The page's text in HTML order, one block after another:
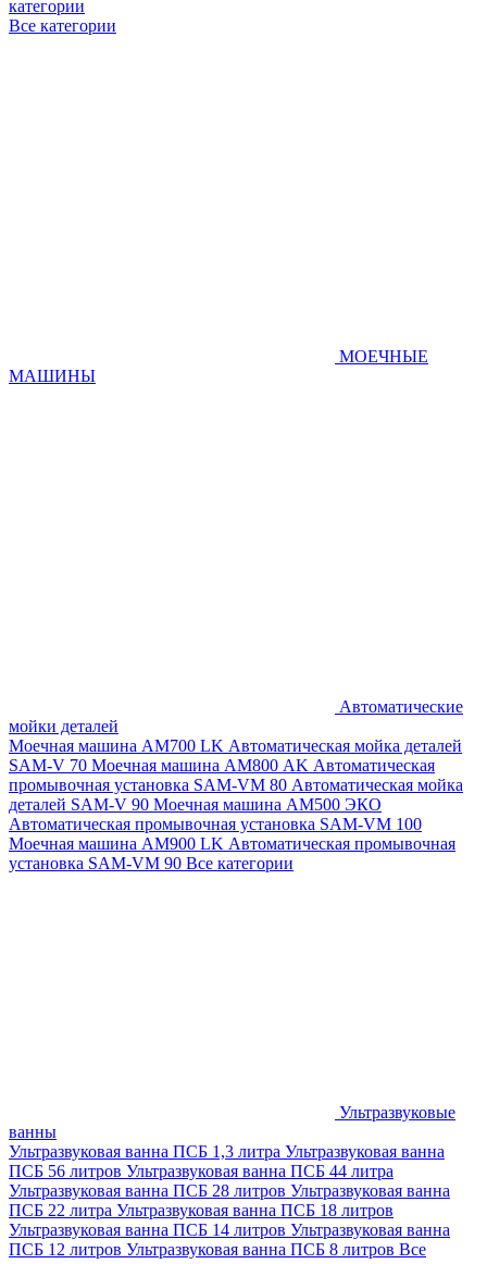
категории
Все категории
МОЕЧНЫЕ
МАШИНЫ
Автоматические
мойки деталей
Моечная машина AM700 LK Автоматическая мойка деталей
SAM-V 70 Моечная машина АМ800 AK Автоматическая
промывочная установка SAM-VM 80 Автоматическая мойка
деталей SAM-V 90 Моечная машина АМ500 ЭКО
Автоматическая промывочная установка SAM-VM 100
Моечная машина AM900 LK Автоматическая промывочная
установка SAM-VM 90 Все категории
Ультразвуковые
ванны
Ультразвуковая ванна ПСБ 1,3 литра Ультразвуковая ванна
ПСБ 56 литров Ультразвуковая ванна ПСБ 44 литра
Ультразвуковая ванна ПСБ 28 литров Ультразвуковая ванна
ПСБ 22 литра Ультразвуковая ванна ПСБ 18 литров
Ультразвуковая ванна ПСБ 14 литров Ультразвуковая ванна
ПСБ 12 литров Ультразвуковая ванна ПСБ 8 литров Все